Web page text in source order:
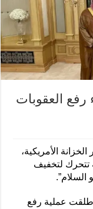
رفع العقوبات
الأمريكية،
تتحرك لتخفيف
السلام”.
عملية رفع